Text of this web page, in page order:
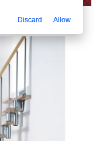
Мерлен
Discard Allow